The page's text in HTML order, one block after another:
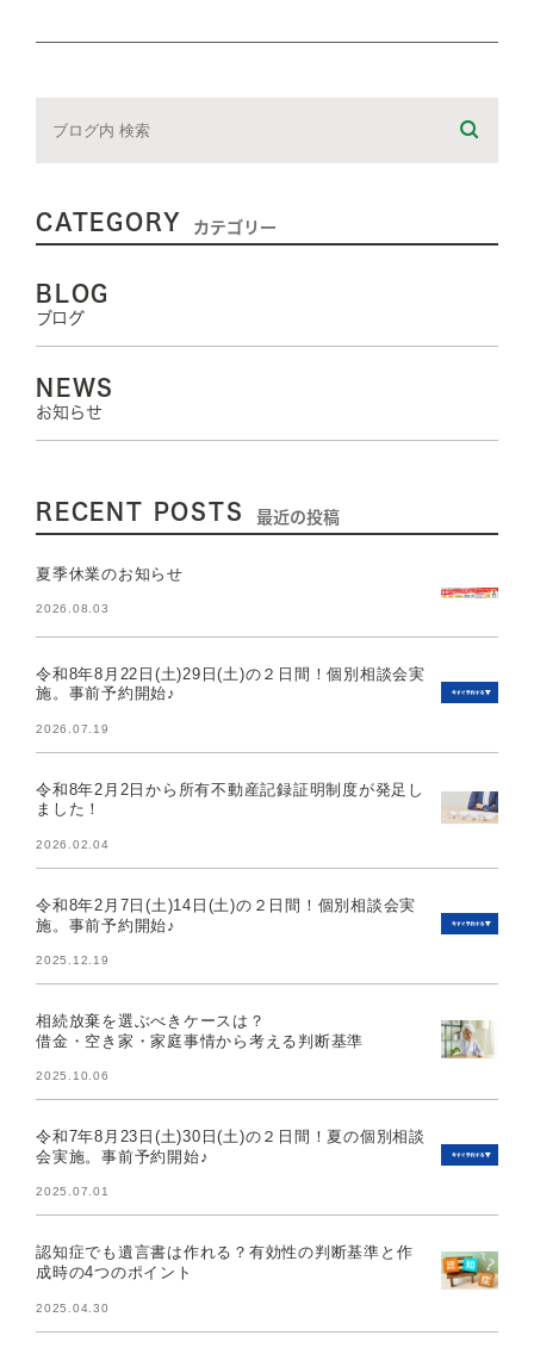
CATEGORY カテゴリー
BLOG
ブログ
NEWS
お知らせ
RECENT POSTS 最近の投稿
夏季休業のお知らせ
2026.08.03
令和8年8月22日(土)29日(土)の２日間！個別相談会実
施。事前予約開始♪
2026.07.19
令和8年2月2日から所有不動産記録証明制度が発足し
ました！
2026.02.04
令和8年2月7日(土)14日(土)の２日間！個別相談会実
施。事前予約開始♪
2025.12.19
相続放棄を選ぶべきケースは？
借金・空き家・家庭事情から考える判断基準
2025.10.06
令和7年8月23日(土)30日(土)の２日間！夏の個別相談
会実施。事前予約開始♪
2025.07.01
認知症でも遺言書は作れる？有効性の判断基準と作
成時の4つのポイント
2025.04.30